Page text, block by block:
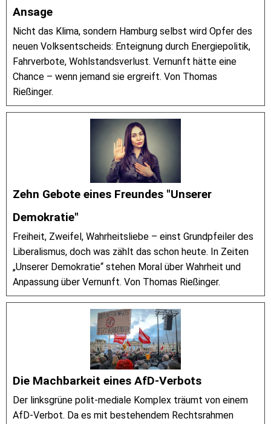
Ansage
Nicht das Klima, sondern Hamburg selbst wird Opfer des
neuen Volksentscheids: Enteignung durch Energiepolitik,
Fahrverbote, Wohlstandsverlust. Vernunft hätte eine
Chance – wenn jemand sie ergreift. Von Thomas
Rießinger.
Zehn Gebote eines Freundes "Unserer
Demokratie"
Freiheit, Zweifel, Wahrheitsliebe – einst Grundpfeiler des
Liberalismus, doch was zählt das schon heute. In Zeiten
„Unserer Demokratie“ stehen Moral über Wahrheit und
Anpassung über Vernunft. Von Thomas Rießinger.
Die Machbarkeit eines AfD-Verbots
Der linksgrüne polit-mediale Komplex träumt von einem
AfD-Verbot. Da es mit bestehendem Rechtsrahmen